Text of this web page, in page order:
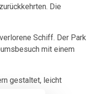
Die
Schiff. Der Park
mit einem
gestaltet, leicht